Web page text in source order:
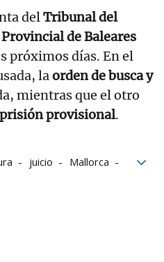
delTribunal del
de Baleares
próximos días. En el
laorden de busca y
mientras que el otro
prisión provisional.
juicio
Mallorca